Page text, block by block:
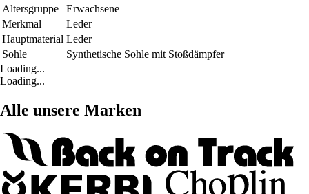
Altersgruppe
Erwachsene
Merkmal
Leder
Hauptmaterial Leder
Sohle
Synthetische Sohle mit Stoßdämpfer
Loading...
Loading...
Alle unsere Marken